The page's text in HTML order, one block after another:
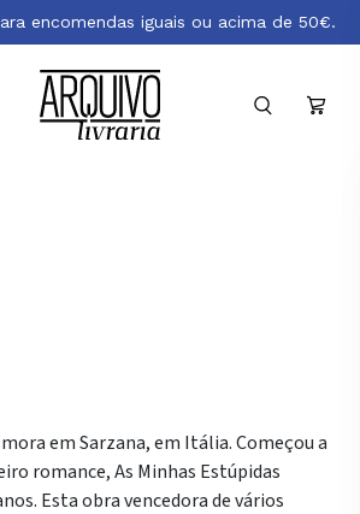
encomendas iguais ou acima de 50€.
mora em Sarzana, em Itália. Começou a
romance, As Minhas Estúpidas
Esta obra vencedora de vários